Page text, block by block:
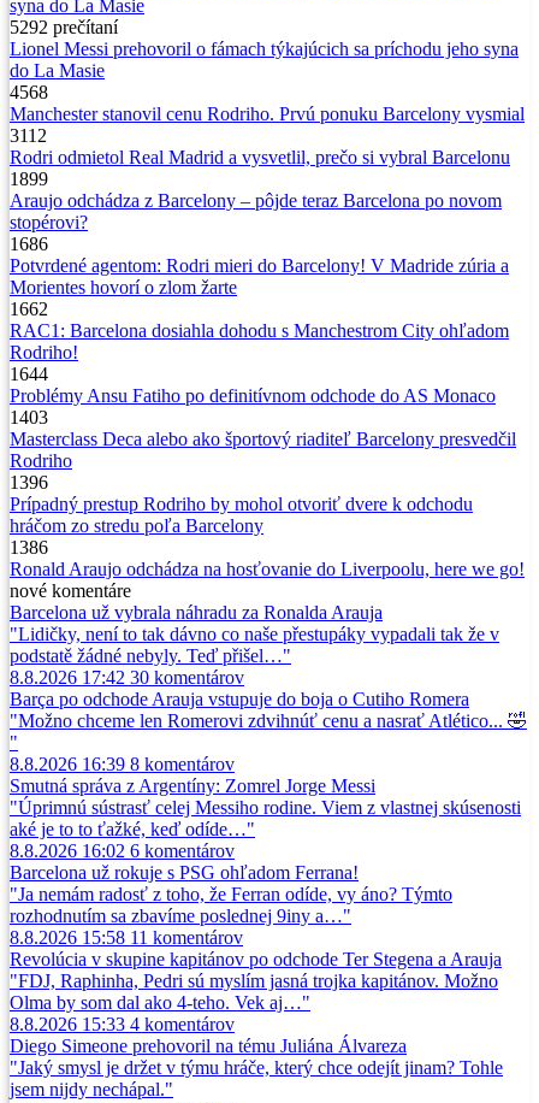
5292 prečítaní
Lionel Messi prehovoril o fámach týkajúcich sa príchodu jeho syna
do La Masie
4568
Manchester stanovil cenu Rodriho. Prvú ponuku Barcelony vysmial
3112
Rodri odmietol Real Madrid a vysvetlil, prečo si vybral Barcelonu
1899
Araujo odchádza z Barcelony – pôjde teraz Barcelona po novom
stopérovi?
1686
Potvrdené agentom: Rodri mieri do Barcelony! V Madride zúria a
Morientes hovorí o zlom žarte
1662
RAC1: Barcelona dosiahla dohodu s Manchestrom City ohľadom
Rodriho!
1644
Problémy Ansu Fatiho po definitívnom odchode do AS Monaco
1403
Masterclass Deca alebo ako športový riaditeľ Barcelony presvedčil
Rodriho
1396
Prípadný prestup Rodriho by mohol otvoriť dvere k odchodu
hráčom zo stredu poľa Barcelony
1386
Ronald Araujo odchádza na hosťovanie do Liverpoolu, here we go!
nové komentáre
Barcelona už vybrala náhradu za Ronalda Arauja
"Lidičky, není to tak dávno co naše přestupáky vypadali tak že v
podstatě žádné nebyly. Teď přišel…"
8.8.2026 17:42 30 komentárov
Barça po odchode Arauja vstupuje do boja o Cutiho Romera
"Možno chceme len Romerovi zdvihnúť cenu a nasrať Atlético... 🤣
"
8.8.2026 16:39 8 komentárov
Smutná správa z Argentíny: Zomrel Jorge Messi
"Úprimnú sústrasť celej Messiho rodine. Viem z vlastnej skúsenosti
aké je to to ťažké, keď odíde…"
8.8.2026 16:02 6 komentárov
Barcelona už rokuje s PSG ohľadom Ferrana!
"Ja nemám radosť z toho, že Ferran odíde, vy áno? Týmto
rozhodnutím sa zbavíme poslednej 9iny a…"
8.8.2026 15:58 11 komentárov
Revolúcia v skupine kapitánov po odchode Ter Stegena a Arauja
"FDJ, Raphinha, Pedri sú myslím jasná trojka kapitánov. Možno
Olma by som dal ako 4-teho. Vek aj…"
8.8.2026 15:33 4 komentárov
Diego Simeone prehovoril na tému Juliána Álvareza
"Jaký smysl je držet v týmu hráče, který chce odejít jinam? Tohle
jsem nijdy nechápal."